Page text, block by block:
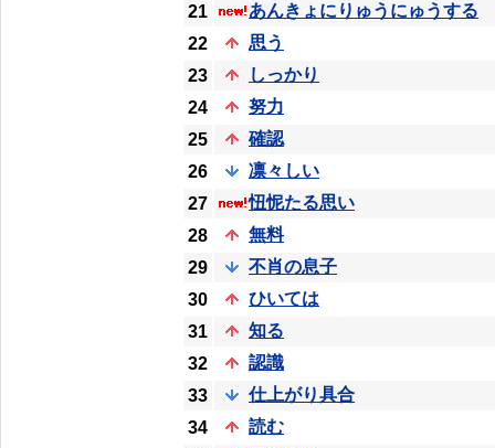
21
あんきょにりゅうにゅうする
22
思う
23
しっかり
24
努力
25
確認
26
凛々しい
27
忸怩たる思い
28
無料
29
不肖の息子
30
ひいては
31
知る
32
認識
33
仕上がり具合
34
読む